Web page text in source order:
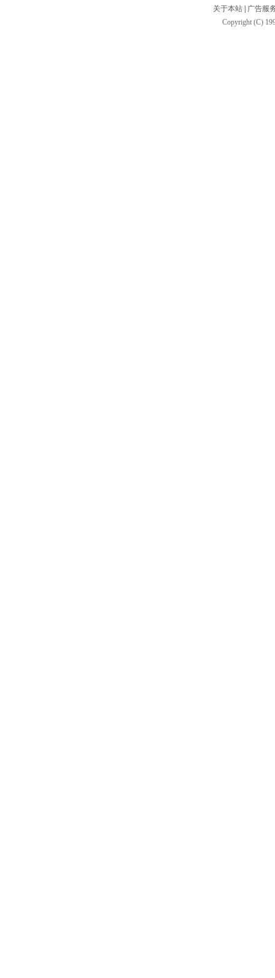
关于本站 | 广告服
Copyright (C)